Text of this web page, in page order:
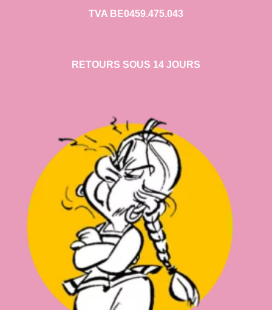
TVA BE0459.475.043
RETOURS SOUS 14 JOURS